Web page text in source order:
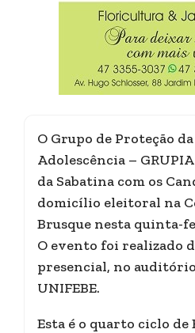
O Grupo de Proteção
Adolescência –
da Sabatina com os
domicílio eleitoral na
Brusque nesta quinta-
O evento foi realizado
presencial, no
UNIFEBE.
Esta é o quarto ciclo de